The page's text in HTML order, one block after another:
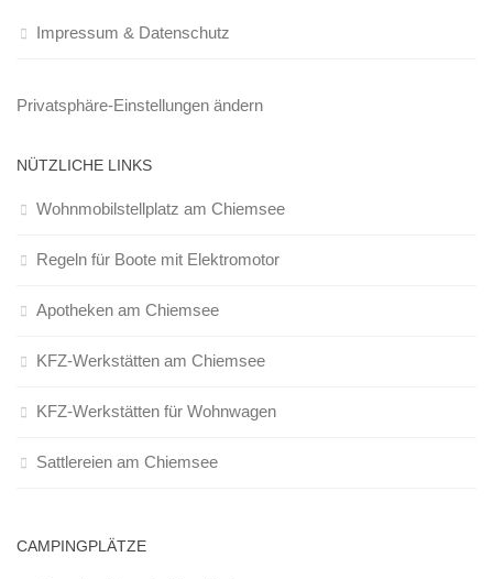
Impressum & Datenschutz
Privatsphäre-Einstellungen ändern
NÜTZLICHE LINKS
Wohnmobilstellplatz am Chiemsee
Regeln für Boote mit Elektromotor
Apotheken am Chiemsee
KFZ-Werkstätten am Chiemsee
KFZ-Werkstätten für Wohnwagen
Sattlereien am Chiemsee
CAMPINGPLÄTZE